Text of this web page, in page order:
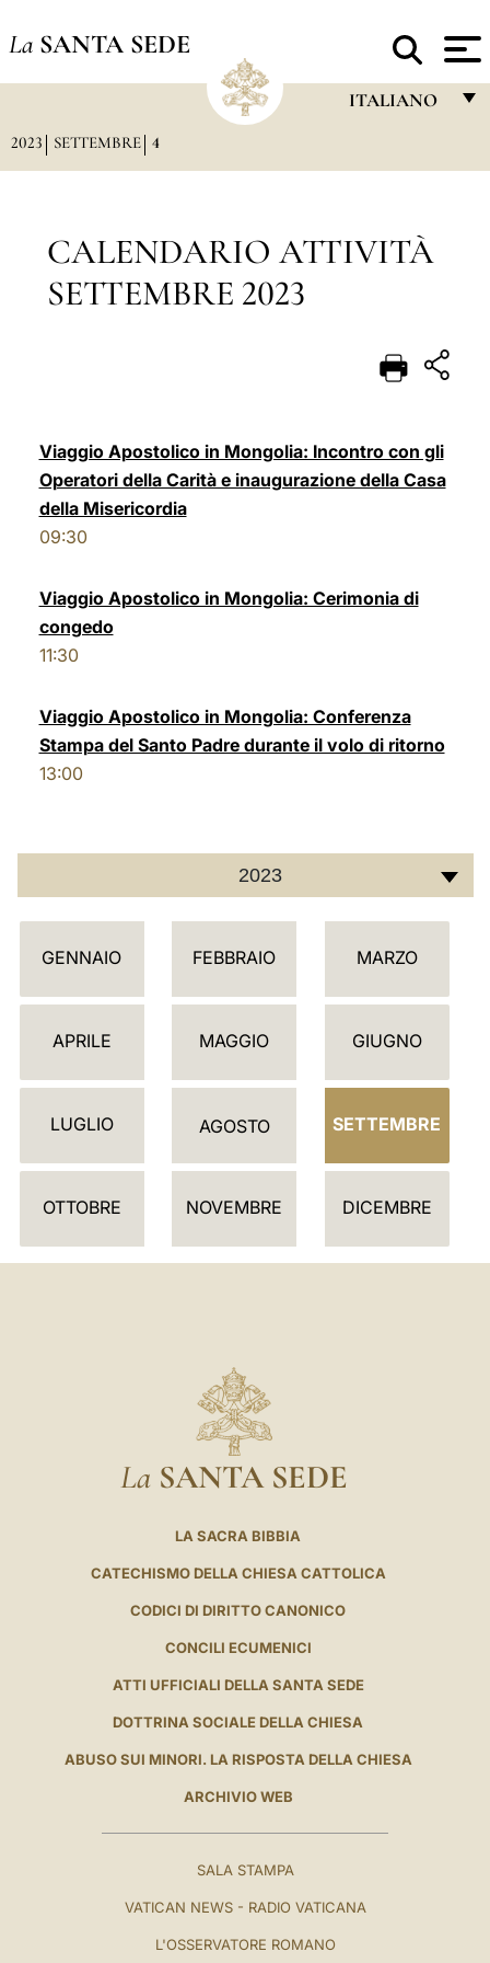
La SANTA SEDE
ITALIANO
DEUTSCH
العربيّة
中文
2023 SETTEMBRE 4
CALENDARIO ATTIVITÀ
SETTEMBRE 2023
Viaggio Apostolico in Mongolia: Incontro con gli
Operatori della Carità e inaugurazione della Casa
della Misericordia
09:30
Viaggio Apostolico in Mongolia: Cerimonia di
congedo
11:30
Viaggio Apostolico in Mongolia: Conferenza
Stampa del Santo Padre durante il volo di ritorno
13:00
2023
C
L
D
R
GENNAIO FEBBRAIO MARZO
APRILE MAGGIO GIUGNO
LUGLIO AGOSTO SETTEMBRE
OTTOBRE NOVEMBRE DICEMBRE
La SANTA SEDE
LA SACRA BIBBIA
CATECHISMO DELLA CHIESA CATTOLICA
CODICI DI DIRITTO CANONICO
CONCILI ECUMENICI
ATTI UFFICIALI DELLA SANTA SEDE
DOTTRINA SOCIALE DELLA CHIESA
ABUSO SUI MINORI. LA RISPOSTA DELLA CHIESA
ARCHIVIO WEB
SALA STAMPA
VATICAN NEWS - RADIO VATICANA
L'OSSERVATORE ROMANO